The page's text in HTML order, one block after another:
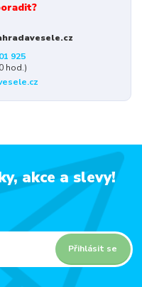
925
hod.)
akce a slevy!
Přihlásit se